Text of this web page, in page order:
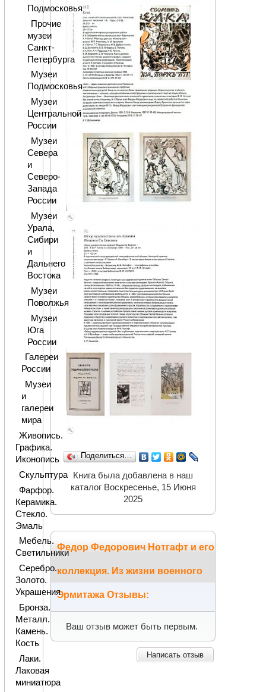
Поделиться…
Книга была добавлена в наш
каталог Воскресенье, 15 Июня
2025
Федор Федорович Нотгафт и его
коллекция. Из жизни военного
Эрмитажа Отзывы:
Ваш отзыв может быть первым.
Написать отзыв
Подмосковья
Прочие
музеи
Санкт-
Петербурга
Музеи
Подмосковья
Музеи
Центральной
России
Музеи
Севера
и
Северо-
Запада
России
Музеи
Урала,
Сибири
и
Дальнего
Востока
Музеи
Поволжья
Музеи
Юга
России
Галереи
России
Музеи
и
галереи
мира
Живопись.
Графика.
Иконопись
Скульптура
Фарфор.
Керамика.
Стекло.
Эмаль
Мебель.
Светильники
Серебро.
Золото.
Украшения
Бронза.
Металл.
Камень.
Кость
Лаки.
Лаковая
миниатюра